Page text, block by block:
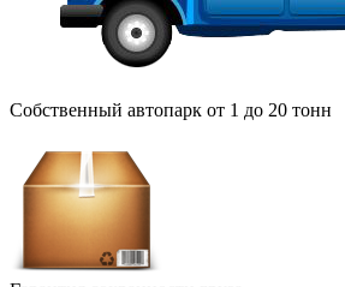
Собственный автопарк от 1 до 20 тонн